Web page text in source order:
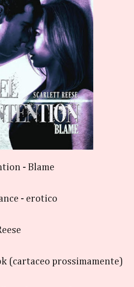
- Blame
- erotico
(cartaceo prossimamente)